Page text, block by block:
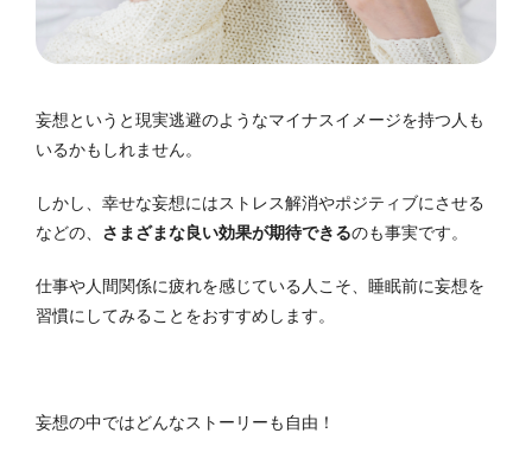
妄想というと現実逃避のようなマイナスイメージを持つ人も
いるかもしれません。
しかし、幸せな妄想にはストレス解消やポジティブにさせる
などの、 さまざまな良い効果が期待できるのも事実です。
仕事や人間関係に疲れを感じている人こそ、睡眠前に妄想を
習慣にしてみることをおすすめします。
妄想の中ではどんなストーリーも自由！